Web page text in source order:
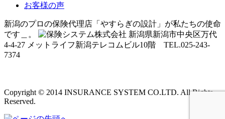
お客様の声
新潟のプロの保険代理店「やすらぎの設計」が私たちの使命
です＿。
新潟県新潟市中央区万代
4-4-27 メットライフ新潟テレコムビル10階 TEL.025-243-
7374
Copyright © 2014 INSURANCE SYSTEM CO.LTD. All Rights
Reserved.